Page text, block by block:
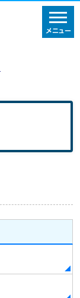
メニュー